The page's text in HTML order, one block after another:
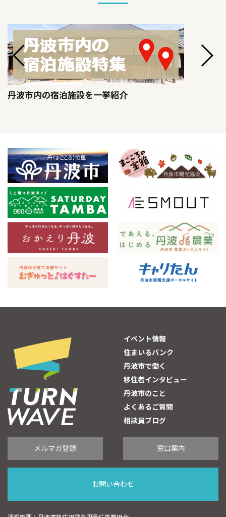
丹波市内の宿泊施設を一挙紹介
イベント情報
住まいるバンク
丹波市で働く
移住者インタビュー
丹波市のこと
よくあるご質問
相談員ブログ
メルマガ登録 窓口案内
お問い合わせ